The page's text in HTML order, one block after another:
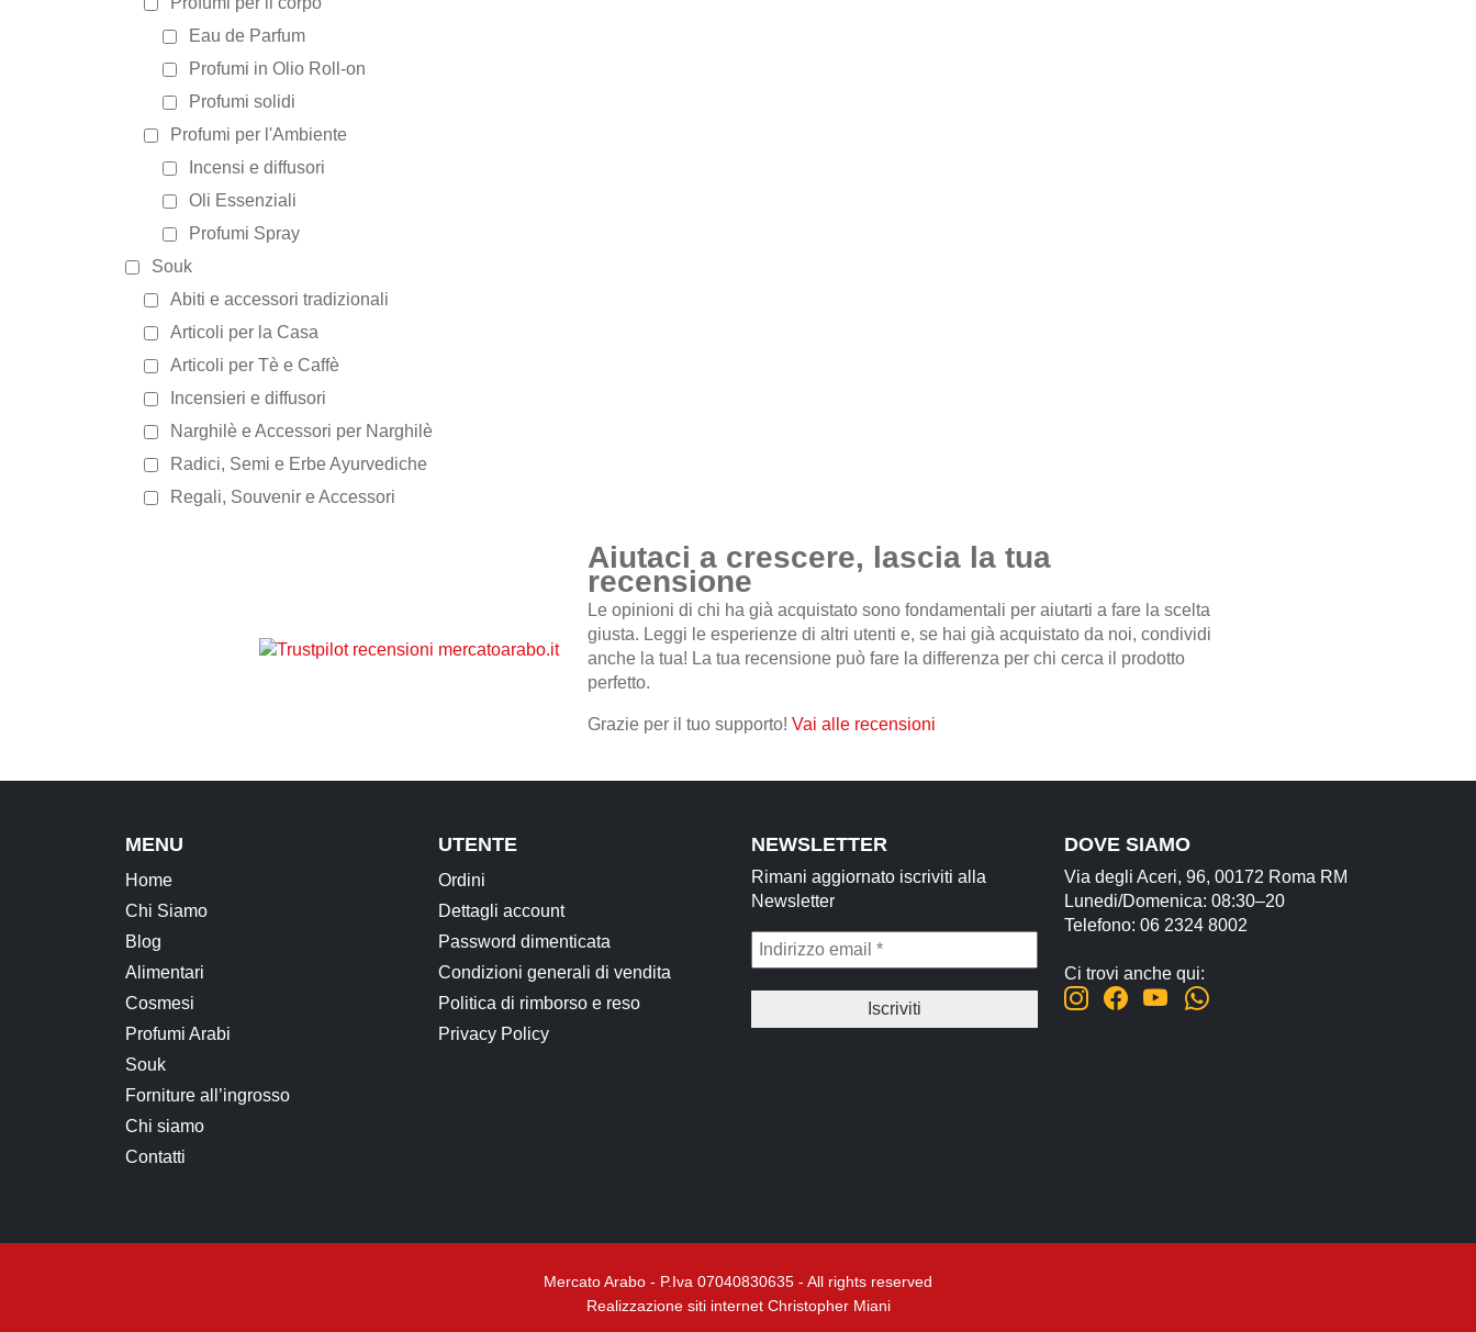
Eau de Parfum
Profumi in Olio Roll-on
Profumi solidi
Profumi per l'Ambiente
Incensi e diffusori
Oli Essenziali
Profumi Spray
Souk
Abiti e accessori tradizionali
Articoli per la Casa
Articoli per Tè e Caffè
Incensieri e diffusori
Narghilè e Accessori per Narghilè
Radici, Semi e Erbe Ayurvediche
Regali, Souvenir e Accessori
Aiutaci a crescere, lascia la tua
recensione
Le opinioni di chi ha già acquistato sono fondamentali per aiutarti a fare la scelta
giusta. Leggi le esperienze di altri utenti e, se hai già acquistato da noi, condividi
anche la tua! La tua recensione può fare la differenza per chi cerca il prodotto
perfetto.
Grazie per il tuo supporto! Vai alle recensioni
MENU
Home
Chi Siamo
Blog
Alimentari
Cosmesi
Profumi Arabi
Souk
Forniture all’ingrosso
Chi siamo
Contatti
UTENTE
Ordini
Dettagli account
Password dimenticata
Condizioni generali di vendita
Politica di rimborso e reso
Privacy Policy
NEWSLETTER
Rimani aggiornato iscriviti alla
Newsletter
DOVE SIAMO
Via degli Aceri, 96, 00172 Roma RM
Lunedi/Domenica: 08:30–20
Telefono: 06 2324 8002
Ci trovi anche qui:
Mercato Arabo - P.Iva 07040830635 - All rights reserved
Realizzazione siti internet Christopher Miani